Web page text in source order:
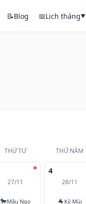
📝Blog 📅Lịch tháng▼
THỨ TƯ THỨ NĂM
27/11
🐎Mậu Ngọ
4
28/11
🐐 Kỷ Mùi